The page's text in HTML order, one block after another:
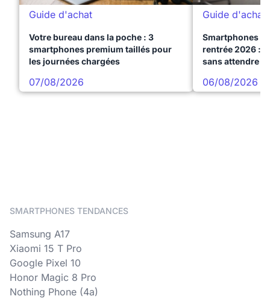
Guide d'achat
Votre bureau dans la poche : 3
smartphones premium taillés pour
les journées chargées
07/08/2026
Guide d'achat
Smartphones
rentrée 2026 :
sans attendre
06/08/2026
SMARTPHONES TENDANCES
Samsung A17
Xiaomi 15 T Pro
Google Pixel 10
Honor Magic 8 Pro
Nothing Phone (4a)